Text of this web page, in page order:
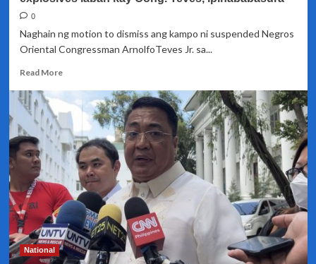
0
Naghain ng motion to dismiss ang kampo ni suspended Negros
Oriental Congressman ArnolfoTeves Jr. sa...
Read MoreRead
Kasong
illegal
possession
of
firearms
and
explosives
laban
kay
Cong.
Teves,
ipinababasura
National